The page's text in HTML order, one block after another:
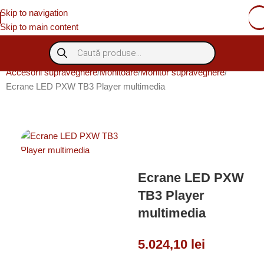
Skip to navigation
Skip to main content
Accesorii supraveghere Monitoare Monitor supraveghere
Ecrane LED PXW TB3 Player multimedia
Ecrane LED PXW
TB3 Player
multimedia
5.024,10 lei